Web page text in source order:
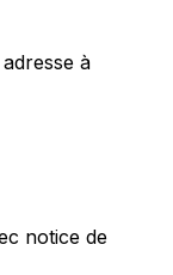
à
notice de